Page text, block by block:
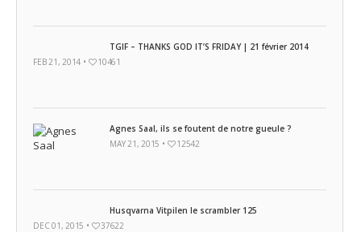
TGIF – THANKS GOD IT’S FRIDAY | 21 février 2014
FEB 21, 2014 •
10461
Agnes Saal, ils se foutent de notre gueule ?
MAY 21, 2015 •
12542
Husqvarna Vitpilen le scrambler 125
DEC 01, 2015 •
37622